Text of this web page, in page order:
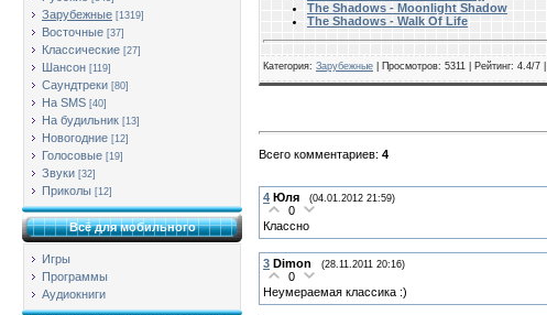
Зарубежные [1319]
Восточные [37]
Классические [27]
Шансон [119]
Саундтреки [80]
На SMS [40]
На будильник [13]
Новогодние [12]
Голосовые [19]
Звуки [32]
Приколы [12]
Всё для мобильного
Игры
Программы
Аудиокниги
The Shadows - Moonlight Shadow
The Shadows - Walk Of Life
Категория: Зарубежные Просмотров: 5311 | Рейтинг: 4.4/7 |
Всего комментариев: 4
4 Юля (04.01.2012 21:59)
0
Классно
3 Dimon (28.11.2011 20:16)
0
Неумераемая классика :)